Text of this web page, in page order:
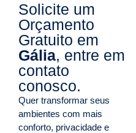
Solicite um
Orçamento
Gratuito em
Gália, entre em
contato
conosco.
Quer transformar seus
ambientes com mais
conforto, privacidade e